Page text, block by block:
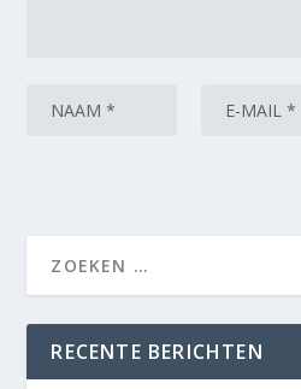
RECENTE BERICHTEN